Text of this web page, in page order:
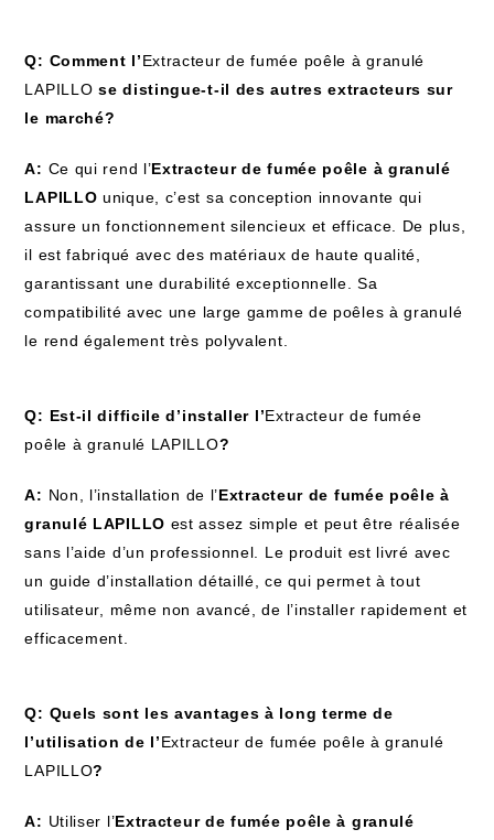
Q: Comment l’Extracteur de fumée poêle à granulé
LAPILLO se distingue-t-il des autres extracteurs sur
le marché?
A: Ce qui rend l’Extracteur de fumée poêle à granulé
LAPILLO unique, c’est sa conception innovante qui
assure un fonctionnement silencieux et efficace. De plus,
il est fabriqué avec des matériaux de haute qualité,
garantissant une durabilité exceptionnelle. Sa
compatibilité avec une large gamme de poêles à granulé
le rend également très polyvalent.
Q: Est-il difficile d’installer l’Extracteur de fumée
poêle à granulé LAPILLO?
A: Non, l’installation de l’Extracteur de fumée poêle à
granulé LAPILLO est assez simple et peut être réalisée
sans l’aide d’un professionnel. Le produit est livré avec
un guide d’installation détaillé, ce qui permet à tout
utilisateur, même non avancé, de l’installer rapidement et
efficacement.
Q: Quels sont les avantages à long terme de
l’utilisation de l’Extracteur de fumée poêle à granulé
LAPILLO?
A: Utiliser l’Extracteur de fumée poêle à granulé